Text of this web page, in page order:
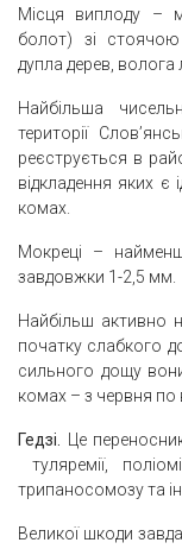
Місця виплоду –
болот) зі
дупла дерев, волога
Найбільша
території
реєструється в
відкладення яких
комах.
Мокреці –
завдовжки 1-2,5 мм.
Найбільш активно
початку слабкого
сильного дощу
комах – з червня по
Гедзі.
Це
туляремії,
трипаносомозу та
Великої шкоди